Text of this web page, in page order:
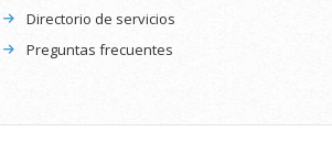
Directorio de servicios
Preguntas frecuentes